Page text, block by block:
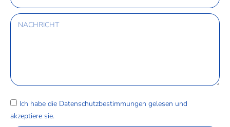
Ich habe die Datenschutzbestimmungen gelesen und
akzeptiere sie.